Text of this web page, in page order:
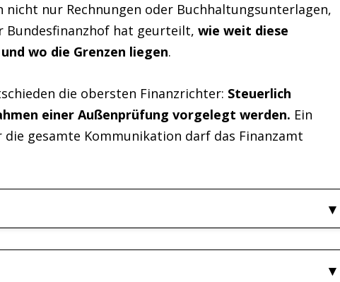
nicht nur Rechnungen oder Buchhaltungsunterlagen,
Bundesfinanzhof hat geurteilt,wie weit diese
wo die Grenzen liegen.
die obersten Finanzrichter: Steuerlich
einer Außenprüfung vorgelegt werden. Ein
die gesamte Kommunikation darf das Finanzamt